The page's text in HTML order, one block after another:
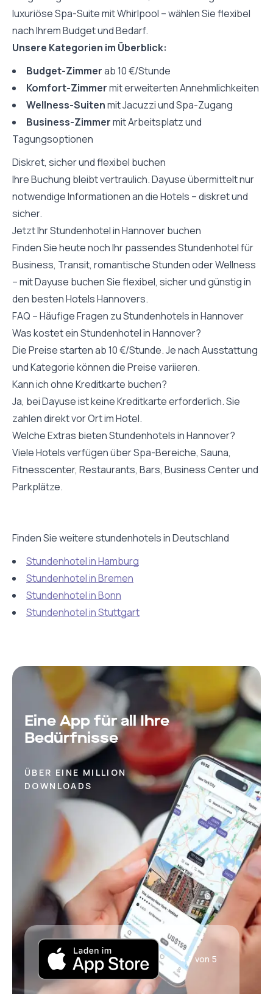
luxuriöse Spa-Suite mit Whirlpool – wählen Sie flexibel
nach Ihrem Budget und Bedarf.
Unsere Kategorien im Überblick:
Budget-Zimmerab 10 €/Stunde
Komfort-Zimmermit erweiterten Annehmlichkeiten
Wellness-Suitenmit Jacuzzi und Spa-Zugang
Business-Zimmermit Arbeitsplatz und
Tagungsoptionen
Diskret, sicher und flexibel buchen
Ihre Buchung bleibt vertraulich. Dayuse übermittelt nur
notwendige Informationen an die Hotels – diskret und
sicher.
Jetzt Ihr Stundenhotel in Hannover buchen
Finden Sie heute noch Ihr passendes Stundenhotel für
Business, Transit, romantische Stunden oder Wellness
– mit Dayuse buchen Sie flexibel, sicher und günstig in
den besten Hotels Hannovers.
FAQ – Häufige Fragen zu Stundenhotels in Hannover
Was kostet ein Stundenhotel in Hannover?
Die Preise starten ab 10 €/Stunde. Je nach Ausstattung
und Kategorie können die Preise variieren.
Kann ich ohne Kreditkarte buchen?
Ja, bei Dayuse ist keine Kreditkarte erforderlich. Sie
zahlen direkt vor Ort im Hotel.
Welche Extras bieten Stundenhotels in Hannover?
Viele Hotels verfügen über Spa-Bereiche, Sauna,
Fitnesscenter, Restaurants, Bars, Business Center und
Parkplätze.
Finden Sie weitere stundenhotels in Deutschland
Stundenhotel in Hamburg
Stundenhotel in Bremen
Stundenhotel in Bonn
Stundenhotel in Stuttgart
Eine App für all Ihre
Bedürfnisse
ÜBER EINE MILLION
DOWNLOADS
4,7von 5